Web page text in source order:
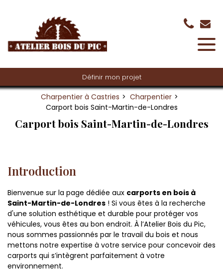
Définir mon projet
Charpentier à Castries
Charpentier
Carport bois Saint-Martin-de-Londres
Carport bois Saint-Martin-de-Londres
Introduction
Bienvenue sur la page dédiée aux carports en bois à
Saint-Martin-de-Londres ! Si vous êtes à la recherche
d'une solution esthétique et durable pour protéger vos
véhicules, vous êtes au bon endroit. À l’Atelier Bois du Pic,
nous sommes passionnés par le travail du bois et nous
mettons notre expertise à votre service pour concevoir des
carports qui s’intègrent parfaitement à votre
environnement.